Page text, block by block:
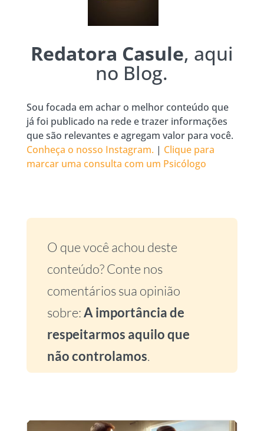
Redatora Casule, aqui
no Blog.
Sou focada em achar o melhor conteúdo que
já foi publicado na rede e trazer informações
que são relevantes e agregam valor para você.
Conheça o nosso Instagram. | Clique para
marcar uma consulta com um Psicólogo
O que você achou deste
conteúdo? Conte nos
comentários sua opinião
sobre:A importância de
respeitarmos aquilo que
não controlamos.